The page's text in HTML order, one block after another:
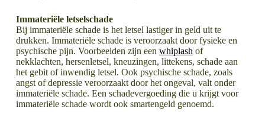
Immateriële letselschade
Bij immateriële schade is het letsel lastiger in geld uit te
drukken. Immateriële schade is veroorzaakt door fysieke en
psychische pijn. Voorbeelden zijn een whiplash of
nekklachten, hersenletsel, kneuzingen, littekens, schade aan
het gebit of inwendig letsel. Ook psychische schade, zoals
angst of depressie veroorzaakt door het ongeval, valt onder
immateriële schade. Een schadevergoeding die u krijgt voor
immateriële schade wordt ook smartengeld genoemd.